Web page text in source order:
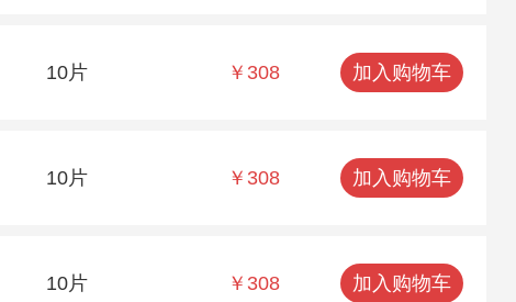
10片 ￥308 加入购物车
10片 ￥308 加入购物车
10片 ￥308 加入购物车